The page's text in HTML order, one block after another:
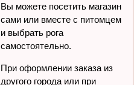
Вы можете посетить магазин
сами или вместе с питомцем
и выбрать рога
При оформлении заказа из